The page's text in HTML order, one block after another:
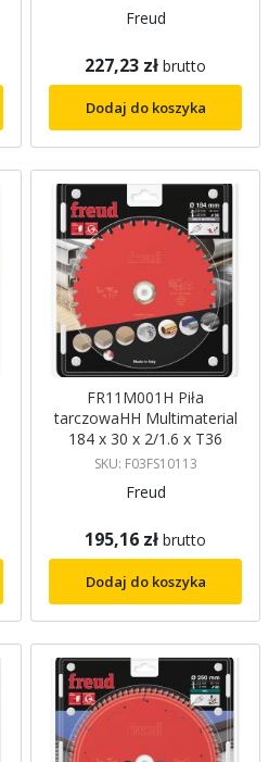
Freud
227,23 zł brutto
Dodaj do koszyka
FR11M001H Piła
tarczowaHH Multimaterial
184 x 30 x 2/1.6 x T36
HLTCG (Ch) RIB 0° FREUD
SKU: F03FS10113
Freud
195,16 zł brutto
Dodaj do koszyka